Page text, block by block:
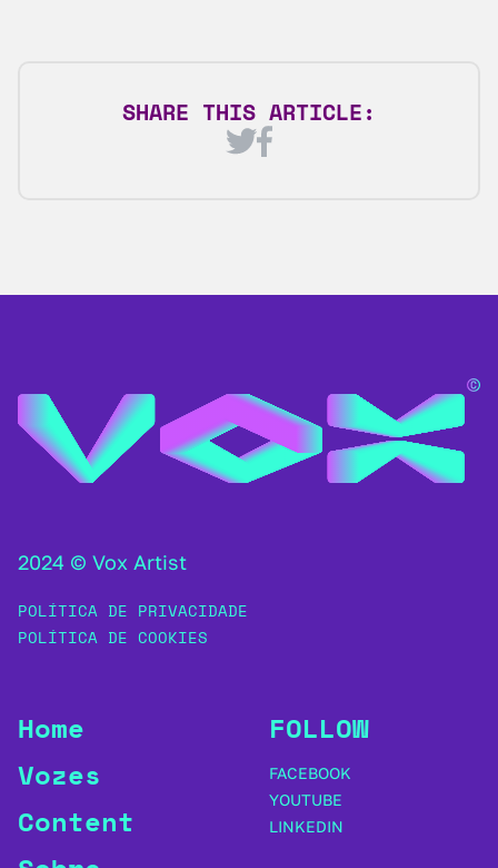
SHARE THIS ARTICLE:
2024 © Vox Artist
POLÍTICA DE PRIVACIDADE
POLÍTICA DE COOKIES
Home
Vozes
Content
FOLLOW
FACEBOOK
YOUTUBE
LINKEDIN